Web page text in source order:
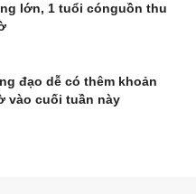
lớn, 1 tuổi cónguồn thu
đạo dễ có thêm khoản
vào cuối tuần này